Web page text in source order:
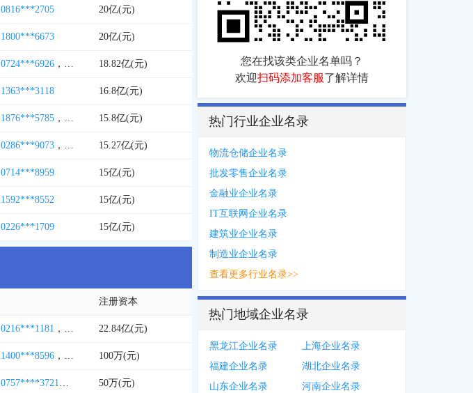
0816***2705 20亿(元)
1800***6673 20亿(元)
0724***6926 ， 1360***8666，0724***9669 0724***8139，0724***6996，0724***8118
18.82亿(元)
1363***3118 16.8亿(元)
1876***5785 ， 1535***5333，1763***2035 1518***3233，1863***9678，
15.8亿(元)
0286***9073 ， 1801***150815.27亿(元)
0714***8959 15亿(元)
1592***8552 15亿(元)
0226***1709 15亿(元)
注册资本
0216***1181 ， 0216***2288，0216***3187
22.84亿(元)
1400***8596 ， 0106***3812，0108***3963
100万(元)
0757****3721， 1343***1166，0757****5937 4006751937，0757****6493，1581***3842
50万(元)
您在找该类企业名单吗？
欢迎扫码添加客服了解详情
热门行业企业名录
物流仓储企业名录
批发零售企业名录
金融业企业名录
IT互联网企业名录
建筑业企业名录
制造业企业名录
查看更多行业名录>>
热门地域企业名录
黑龙江企业名录
上海企业名录
福建企业名录
湖北企业名录
山东企业名录
河南企业名录